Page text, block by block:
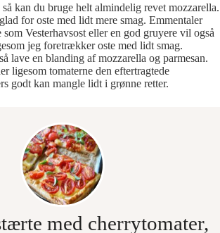
kan du bruge helt almindelig revet mozzarella.
for oste med lidt mere smag. Emmentaler
som Vesterhavsost eller en god gruyere vil også
jeg foretrækker oste med lidt smag.
lave en blanding af mozzarella og parmesan.
ligesom tomaterne den eftertragtede
godt kan mangle lidt i grønne retter.
med cherrytomater,